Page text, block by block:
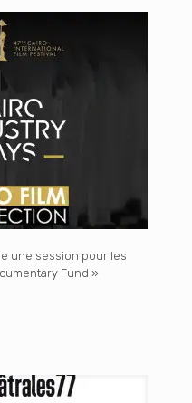
une session pour les
Fund »